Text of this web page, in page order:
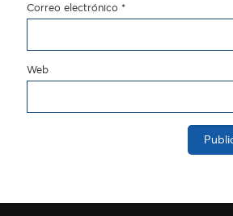
Correo electrónico *
Web